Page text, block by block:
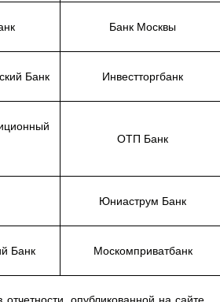
Банк Москвы
Банк Инвестторгбанк
ОТП Банк
Юниаструм Банк
Банк Москомприватбанк